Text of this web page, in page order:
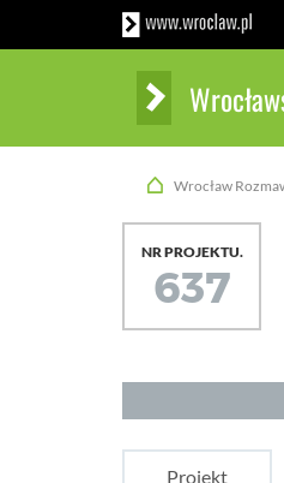
Wrocław
NR PROJEKTU.
637
Projekt